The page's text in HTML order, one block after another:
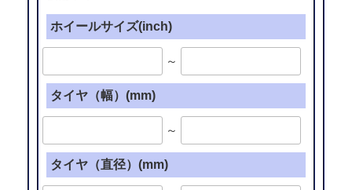
ホイールサイズ(inch)
～
タイヤ（幅）(mm)
～
タイヤ（直径）(mm)